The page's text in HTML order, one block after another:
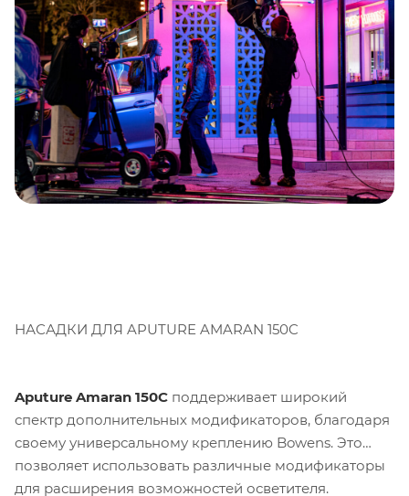
НАСАДКИ ДЛЯ APUTURE AMARAN 150C
Aputure Amaran 150C поддерживает широкий
спектр дополнительных модификаторов, благодаря
своему универсальному креплению Bowens. Это
позволяет использовать различные модификаторы
для расширения возможностей осветителя.